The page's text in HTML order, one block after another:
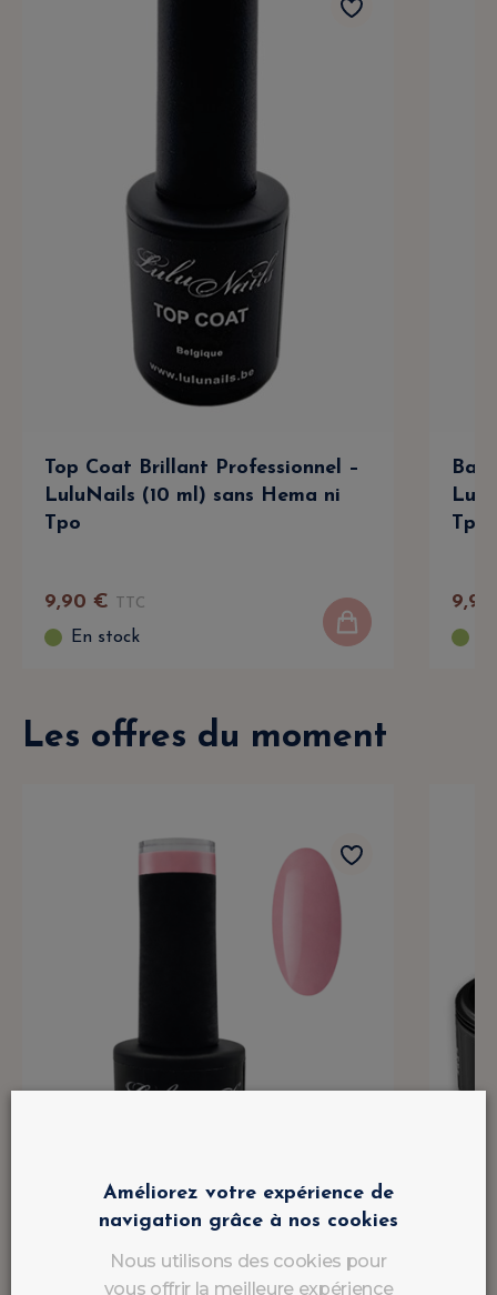
Top Coat Brillant Professionnel –
LuluNails (10 ml) sans Hema ni
Tpo
9,90 € TTC
En stock
Tpo
9,90
Les offres du moment
Améliorez votre expérience de
navigation grâce à nos cookies
Nous utilisons des cookies pour
vous offrir la meilleure expérience